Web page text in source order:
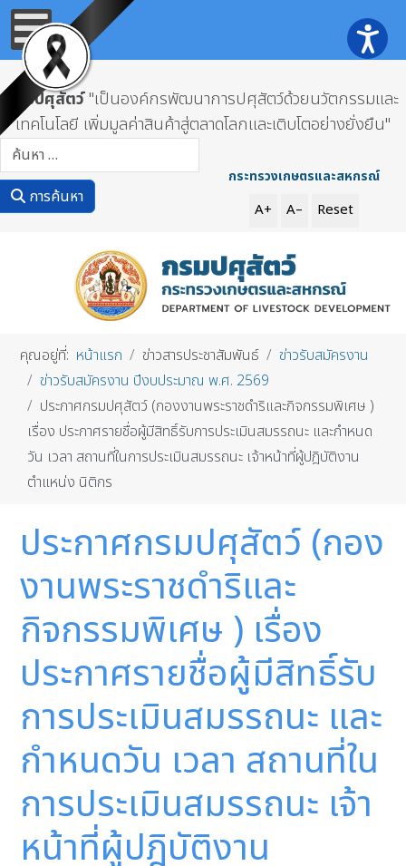
กรมปศุสัตว์"เป็นองค์กรพัฒนาการปศุสัตว์ด้วยนวัตกรรมและ
เทคโนโลยี เพิ่มมูลค่าสินค้าสู่ตลาดโลกและเติบโตอย่างยั่งยืน"
การค้นหา
กระทรวงเกษตรและสหกรณ์
A+ A– Reset
คุณอยู่ที่: หน้าแรก ข่าวสารประชาสัมพันธ์
ข่าวรับสมัครงาน
ข่าวรับสมัครงาน ปีงบประมาณ พ.ศ. 2569
ประกาศกรมปศุสัตว์ (กองงานพระราชดำริและกิจกรรมพิเศษ )
เรื่อง ประกาศรายชื่อผู้มีสิทธิ์รับการประเมินสมรรถนะ และกำหนด
วัน เวลา สถานที่ในการประเมินสมรรถนะ เจ้าหน้าที่ผู้ปฎิบัติงาน
ตำแหน่ง นิติกร
ประกาศกรมปศุสัตว์ (กอง
งานพระราชดำริและ
กิจกรรมพิเศษ ) เรื่อง
ประกาศรายชื่อผู้มีสิทธิ์รับ
การประเมินสมรรถนะ และ
กำหนดวัน เวลา สถานที่ใน
การประเมินสมรรถนะ เจ้า
หน้าที่ผู้ปฎิบัติงาน